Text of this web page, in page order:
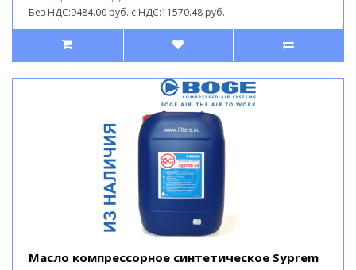
Без НДС:9484.00 руб. с НДС:11570.48 руб.
Масло компрессорное синтетическое Syprem